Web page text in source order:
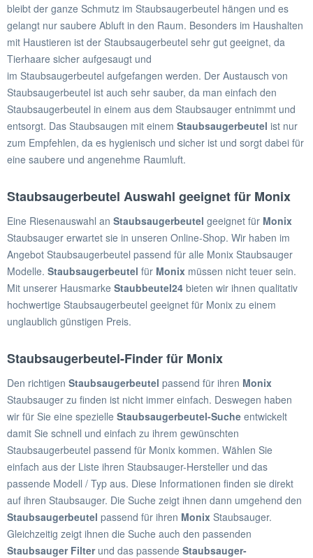
bleibt der ganze Schmutz im Staubsaugerbeutel hängen und es
gelangt nur saubere Abluft in den Raum. Besonders im Haushalten
mit Haustieren ist der Staubsaugerbeutel sehr gut geeignet, da
Tierhaare sicher aufgesaugt und
im Staubsaugerbeutel aufgefangen werden. Der Austausch von
Staubsaugerbeutel ist auch sehr sauber, da man einfach den
Staubsaugerbeutel in einem aus dem Staubsauger entnimmt und
entsorgt. Das Staubsaugen mit einem Staubsaugerbeutel ist nur
zum Empfehlen, da es hygienisch und sicher ist und sorgt dabei für
eine saubere und angenehme Raumluft.
Staubsaugerbeutel Auswahl geeignet für Monix
Eine Riesenauswahl an Staubsaugerbeutel geeignet für Monix
Staubsauger erwartet sie in unseren Online-Shop. Wir haben im
Angebot Staubsaugerbeutel passend für alle Monix Staubsauger
Modelle. Staubsaugerbeutel für Monix müssen nicht teuer sein.
Mit unserer Hausmarke Staubbeutel24 bieten wir ihnen qualitativ
hochwertige Staubsaugerbeutel geeignet für Monix zu einem
unglaublich günstigen Preis.
Staubsaugerbeutel-Finder für Monix
Den richtigen Staubsaugerbeutel passend für ihren Monix
Staubsauger zu finden ist nicht immer einfach. Deswegen haben
wir für Sie eine spezielle Staubsaugerbeutel-Suche entwickelt
damit Sie schnell und einfach zu ihrem gewünschten
Staubsaugerbeutel passend für Monix kommen. Wählen Sie
einfach aus der Liste ihren Staubsauger-Hersteller und das
passende Modell / Typ aus. Diese Informationen finden sie direkt
auf ihren Staubsauger. Die Suche zeigt ihnen dann umgehend den
Staubsaugerbeutel passend für ihren Monix Staubsauger.
Gleichzeitig zeigt ihnen die Suche auch den passenden
Staubsauger Filterund das passende Staubsauger-